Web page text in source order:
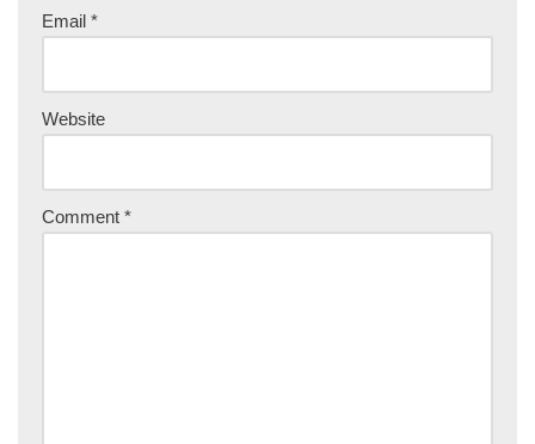
Email *
Website
Comment *